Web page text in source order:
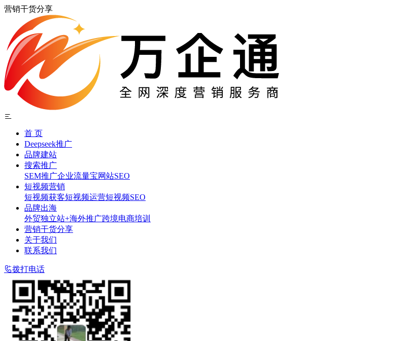
营销干货分享
首 页
Deepseek推广
品牌建站
搜索推广
SEM推广企业流量宝网站SEO
短视频营销
短视频获客短视频运营短视频SEO
品牌出海
外贸独立站+海外推广跨境电商培训
营销干货分享
关于我们
联系我们
拨打电话